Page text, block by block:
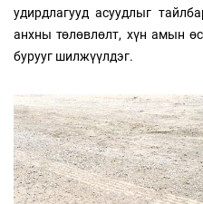
удирдлагууд асуудлыг
анхны төлөвлөлт, хүн амын
бурууг шилжүүлдэг.